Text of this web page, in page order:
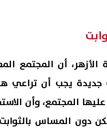
الأزهر، أن المجتمع
جديدة يجب أن
المجتمع، وأن
دون المساس بالثوابت